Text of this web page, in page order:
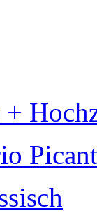
+